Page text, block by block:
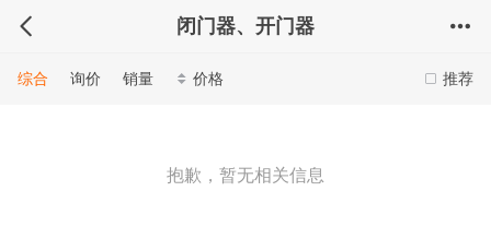
闭门器、开门器
推荐
综合 询价 销量 价格
抱歉，暂无相关信息